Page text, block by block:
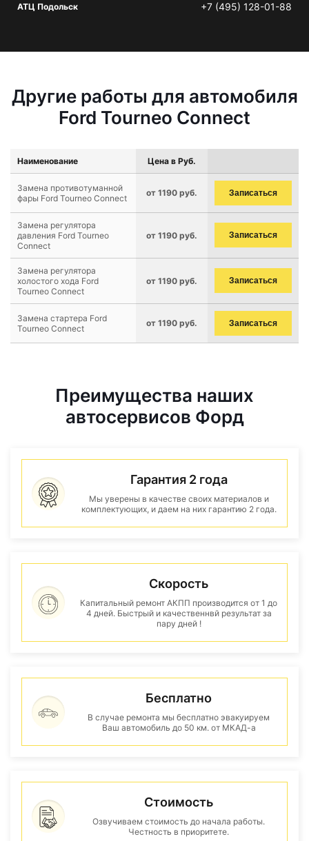
АТЦ Подольск +7 (495) 128-01-88
Другие работы для автомобиля
Ford Tourneo Connect
Наименование Цена в Руб.
Замена противотуманной
фары Ford Tourneo Connect
от 1190 руб. Записаться
Замена регулятора
давления Ford Tourneo
Connect
от 1190 руб. Записаться
Замена регулятора
холостого хода Ford
Tourneo Connect
от 1190 руб. Записаться
Замена стартера Ford
Tourneo Connect
от 1190 руб. Записаться
Преимущества наших
автосервисов Форд
Гарантия 2 года
Мы уверены в качестве своих материалов и
комплектующих, и даем на них гарантию 2 года.
Скорость
Капитальный ремонт АКПП производится от 1 до
4 дней. Быстрый и качественнвй результат за
пару дней !
Бесплатно
В случае ремонта мы бесплатно эвакуируем
Ваш автомобиль до 50 км. от МКАД-а
Стоимость
Озвучиваем стоимость до начала работы.
Честность в приоритете.